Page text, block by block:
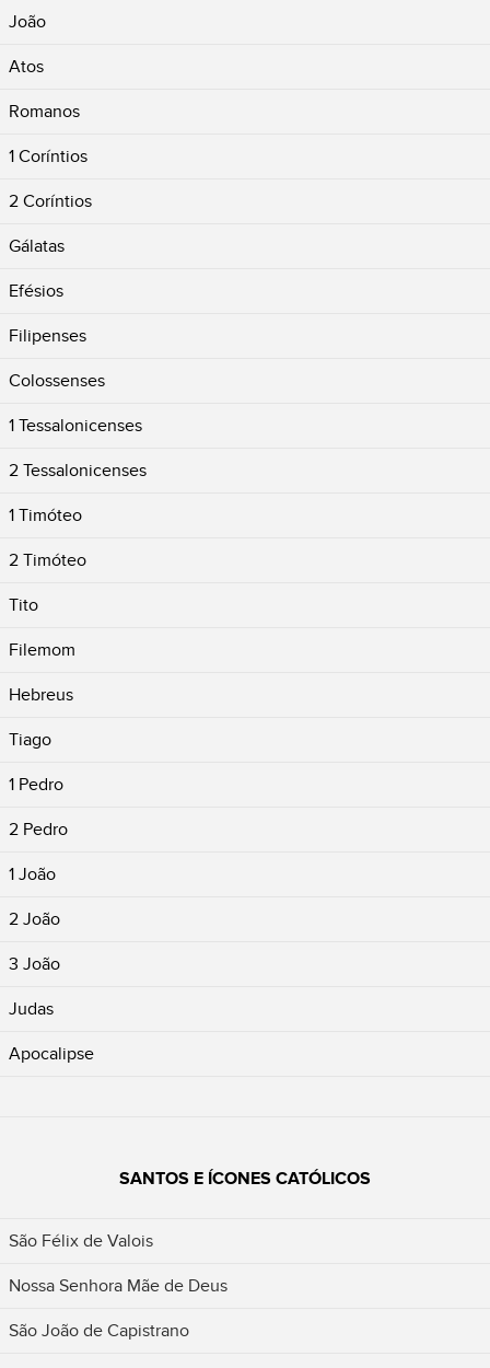
João
Atos
Romanos
1 Coríntios
2 Coríntios
Gálatas
Efésios
Filipenses
Colossenses
1 Tessalonicenses
2 Tessalonicenses
1 Timóteo
2 Timóteo
Tito
Filemom
Hebreus
Tiago
1 Pedro
2 Pedro
1 João
2 João
3 João
Judas
Apocalipse
SANTOS E ÍCONES CATÓLICOS
São Félix de Valois
Nossa Senhora Mãe de Deus
São João de Capistrano